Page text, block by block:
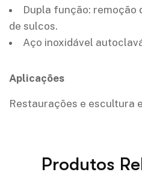
Dupla função: remoção
de sulcos.
Aço inoxidável
Aplicações
Restaurações e escultura
Produtos